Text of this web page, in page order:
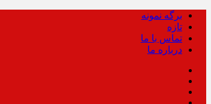
برگه نمونه
تازه
تماس با ما
درباره ما